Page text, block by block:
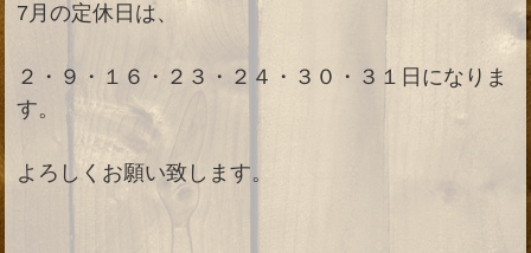
7月の定休日は、
２・９・１６・２３・２４・３０・３１日になりま
す。
よろしくお願い致します。